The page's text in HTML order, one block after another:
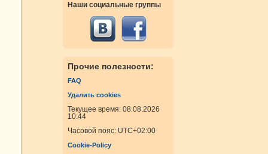
Наши социальные группы
Прочие полезности:
FAQ
Удалить cookies
Текущее время: 08.08.2026
10:44
Часовой пояс: UTC+02:00
Cookie-Policy